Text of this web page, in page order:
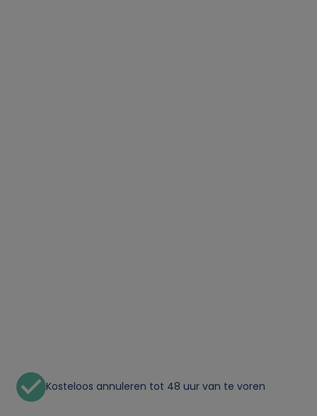
Kosteloos annuleren tot 48 uur van te voren
o
o